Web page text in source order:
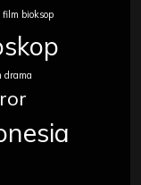
film bioksop
drama